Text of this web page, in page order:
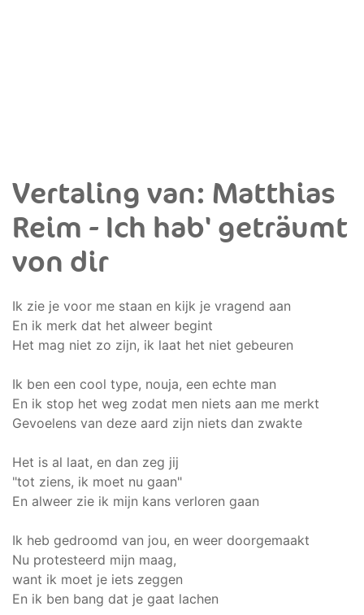
Vertaling van: Matthias
Reim - Ich hab' geträumt
von dir
Ik zie je voor me staan en kijk je vragend aan
En ik merk dat het alweer begint
Het mag niet zo zijn, ik laat het niet gebeuren
Ik ben een cool type, nouja, een echte man
En ik stop het weg zodat men niets aan me merkt
Gevoelens van deze aard zijn niets dan zwakte
Het is al laat, en dan zeg jij
"tot ziens, ik moet nu gaan"
En alweer zie ik mijn kans verloren gaan
Ik heb gedroomd van jou, en weer doorgemaakt
Nu protesteerd mijn maag,
want ik moet je iets zeggen
En ik ben bang dat je gaat lachen